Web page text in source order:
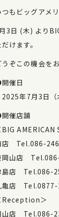
つもビッグアメ
3日 (木) より
けます。
うぞこの機会を
催日
2025年7月3日（
催店舗
BIG AMERICAN
店 Tel.086-
岡山店
島店 Tel.086-
亀店 Tel.0877-
Reception＞
山店 Tel.086-